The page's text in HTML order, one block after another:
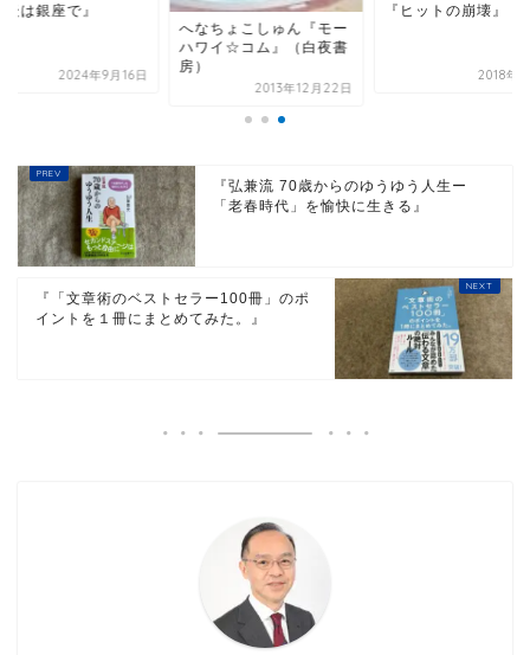
後は銀座で』
2024年9月16日
へなちょこしゅん『モー
ハワイ☆コム』（白夜書
房）
2013年12月22日
『ヒットの崩壊』
2018年6
『弘兼流 70歳からのゆうゆう人生ー
「老春時代」を愉快に生きる』
『「文章術のベストセラー100冊」のポ
イントを１冊にまとめてみた。』